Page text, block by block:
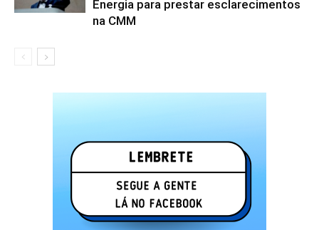
Energia para prestar esclarecimentos
na CMM